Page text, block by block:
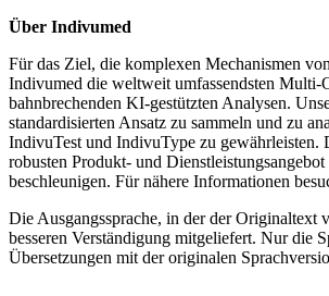
Über Indivumed
Für das Ziel, die komplexen Mechanismen
Indivumed die weltweit umfassendsten Multi-
bahnbrechenden KI-gestützten Analysen.
standardisierten Ansatz zu sammeln und zu
IndivuTest und IndivuType zu gewährleisten.
robusten Produkt- und
beschleunigen. Für nähere Informationen
Die Ausgangssprache, in der der
besseren Verständigung mitgeliefert. Nur die
Übersetzungen mit der originalen